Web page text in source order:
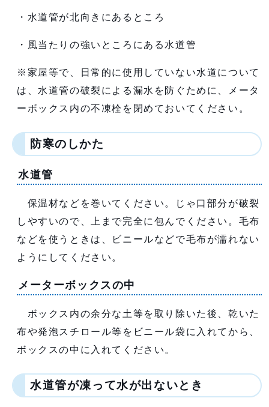
・水道管が北向きにあるところ
・風当たりの強いところにある水道管
※家屋等で、日常的に使用していない水道について
は、水道管の破裂による漏水を防ぐために、メータ
ーボックス内の不凍栓を閉めておいてください。
防寒のしかた
水道管
保温材などを巻いてください。じゃ口部分が破裂
しやすいので、上まで完全に包んでください。毛布
などを使うときは、ビニールなどで毛布が濡れない
ようにしてください。
メーターボックスの中
ボックス内の余分な土等を取り除いた後、乾いた
布や発泡スチロール等をビニール袋に入れてから、
ボックスの中に入れてください。
水道管が凍って水が出ないとき